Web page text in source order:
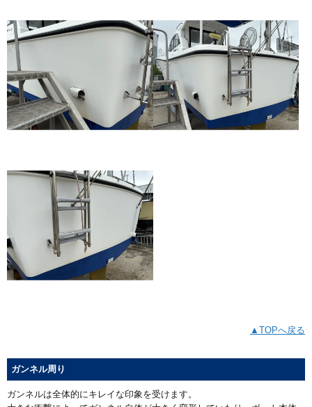
▲TOPへ戻る
ガンネル周り
ガンネルは全体的にキレイな印象を受けます。